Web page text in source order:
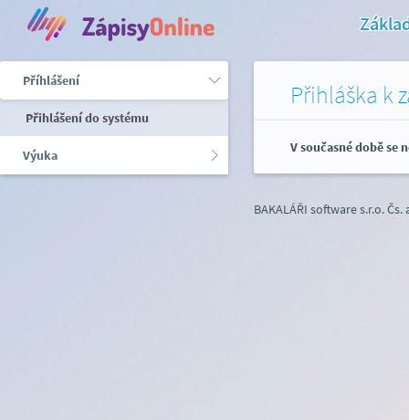
Příhlášení
Přihlášení do systému
Výuka
Přihláška k
V současné době se
BAKALÁŘI software s.r.o.Čs.